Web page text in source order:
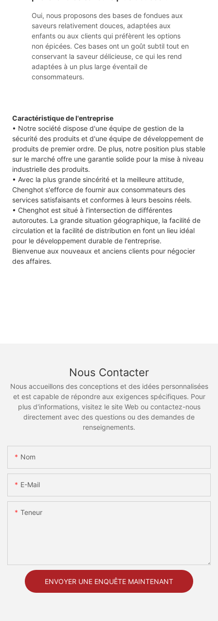
Oui, nous proposons des bases de fondues aux
saveurs relativement douces, adaptées aux
enfants ou aux clients qui préfèrent les options
non épicées. Ces bases ont un goût subtil tout en
conservant la saveur délicieuse, ce qui les rend
adaptées à un plus large éventail de
consommateurs.
Caractéristique de l'entreprise
• Notre société dispose d'une équipe de gestion de la
sécurité des produits et d'une équipe de développement de
produits de premier ordre. De plus, notre position plus stable
sur le marché offre une garantie solide pour la mise à niveau
industrielle des produits.
• Avec la plus grande sincérité et la meilleure attitude,
Chenghot s'efforce de fournir aux consommateurs des
services satisfaisants et conformes à leurs besoins réels.
• Chenghot est situé à l'intersection de différentes
autoroutes. La grande situation géographique, la facilité de
circulation et la facilité de distribution en font un lieu idéal
pour le développement durable de l'entreprise.
Bienvenue aux nouveaux et anciens clients pour négocier
des affaires.
Nous Contacter
Nous accueillons des conceptions et des idées personnalisées
et est capable de répondre aux exigences spécifiques. Pour
plus d'informations, visitez le site Web ou contactez-nous
directement avec des questions ou des demandes de
renseignements.
Nom
E-Mail
Teneur
ENVOYER UNE ENQUÊTE MAINTENANT